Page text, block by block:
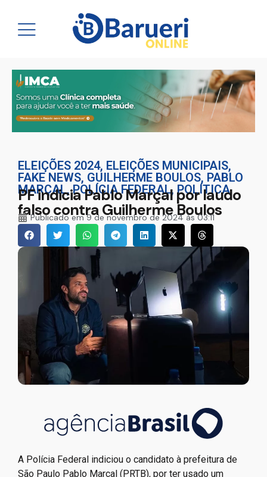
ELEIÇÕES 2024, ELEIÇÕES MUNICIPAIS,
FAKE NEWS, GUILHERME BOULOS, PABLO
MARÇAL,POLÍCIA FEDERAL, POLÍTICA
PF indicia Pablo Marçal por laudo
falso contra Guilherme Boulos
Publicado em9 de novembro de 2024 às 03:11
A Polícia Federal indiciou o candidato à prefeitura de
São Paulo Pablo Marçal (PRTB), por ter usado um